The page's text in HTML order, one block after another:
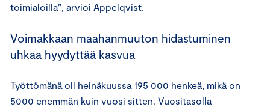
toimialoilla”, arvioi Appelqvist.
Voimakkaan maahanmuuton hidastuminen
uhkaa hyydyttää kasvua
Työttömänä oli heinäkuussa 195 000 henkeä, mikä on
5000 enemmän kuin vuosi sitten. Vuositasolla